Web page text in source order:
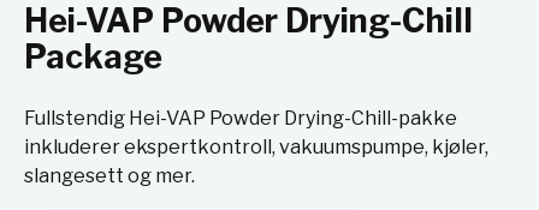
Hei-VAP Powder Drying-Chill
Package
Fullstendig Hei-VAP Powder Drying-Chill-pakke
inkluderer ekspertkontroll, vakuumspumpe, kjøler,
slangesett og mer.